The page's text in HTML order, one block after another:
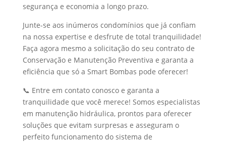
segurança e economia a longo prazo.
Junte-se aos inúmeros condomínios que já confiam
na nossa expertise e desfrute de total tranquilidade!
Faça agora mesmo a solicitação do seu contrato de
Conservação e Manutenção Preventiva e garanta a
eficiência que só a Smart Bombas pode oferecer!
📞 Entre em contato conosco e garanta a
tranquilidade que você merece! Somos especialistas
em manutenção hidráulica, prontos para oferecer
soluções que evitam surpresas e asseguram o
perfeito funcionamento do sistema de